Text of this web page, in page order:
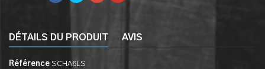
DÉTAILS DU PRODUIT AVIS
Référence SCHA6LS